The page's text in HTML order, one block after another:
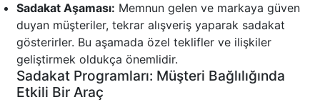
Sadakat Aşaması: Memnun gelen ve markaya güven
duyan müşteriler, tekrar alışveriş yaparak sadakat
gösterirler. Bu aşamada özel teklifler ve ilişkiler
geliştirmek oldukça önemlidir.
Sadakat Programları: Müşteri Bağlılığında
Etkili Bir Araç